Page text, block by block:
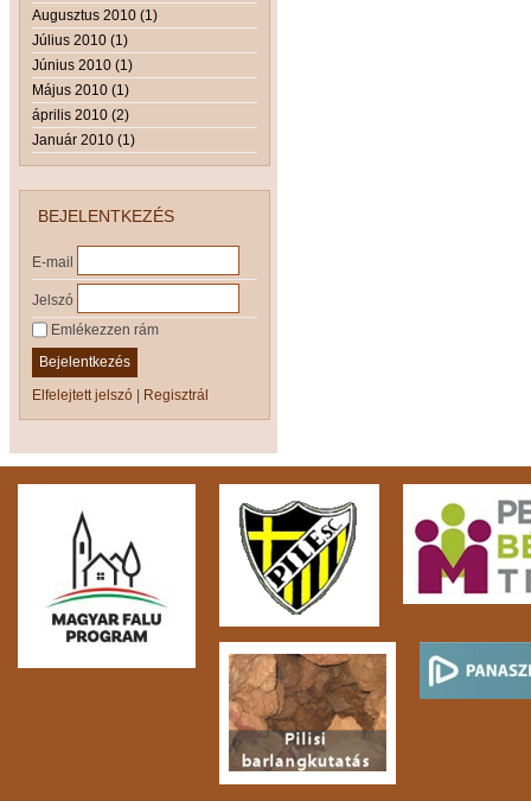
Augusztus 2010 (1)
Július 2010 (1)
Június 2010 (1)
Május 2010 (1)
április 2010 (2)
Január 2010 (1)
BEJELENTKEZÉS
E-mail
Jelszó
Emlékezzen rám
Bejelentkezés
Elfelejtett jelszó | Regisztrál